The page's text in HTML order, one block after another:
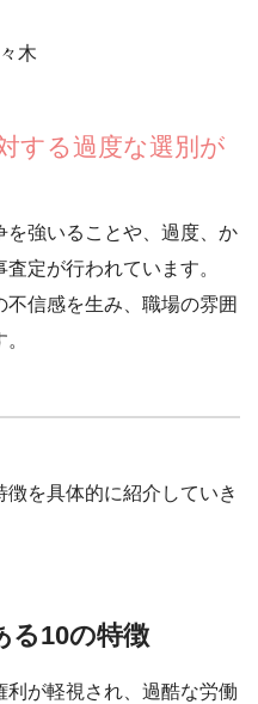
する過度な選別が
を強いる ことや、 過度、か
査定が行われています。
信感を生み、職場の雰囲
を具体的に紹介していき
る10の特徴
が軽視され、過酷な労働